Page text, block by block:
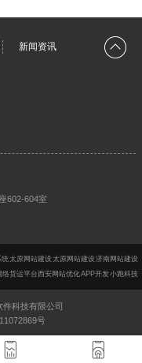
新闻资讯
602-604室
统太原网站建设太原网站建设济南网站建设
络货运平台西安网站优化APP开发小跑科技
科技有限公司
号